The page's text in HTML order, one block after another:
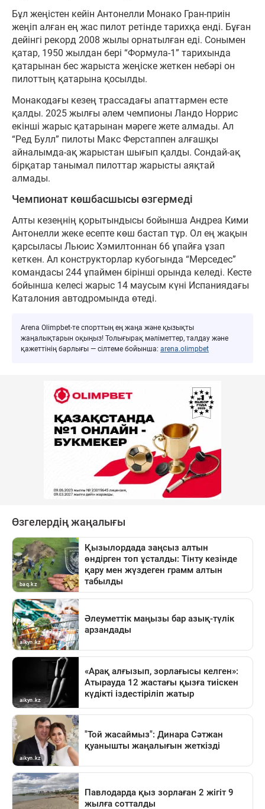
Бұл жеңістен кейін Антонелли Монако Гран-приін
жеңіп алған ең жас пилот ретінде тарихқа енді. Бұған
дейінгі рекорд 2008 жылы орнатылған еді. Сонымен
қатар, 1950 жылдан бері “Формула-1” тарихында
қатарынан бес жарыста жеңіске жеткен небәрі он
пилоттың қатарына қосылды.
Монакодағы кезең трассадағы апаттармен есте
қалды. 2025 жылғы әлем чемпионы Ландо Норрис
екінші жарыс қатарынан мәреге жете алмады. Ал
“Ред Булл” пилоты Макс Ферстаппен алғашқы
айналымда-ақ жарыстан шығып қалды. Сондай-ақ
бірқатар танымал пилоттар жарысты аяқтай
алмады.
Чемпионат көшбасшысы өзгермеді
Алты кезеңнің қорытындысы бойынша Андреа Кими
Антонелли жеке есепте көш бастап тұр. Ол ең жақын
қарсыласы Льюис Хэмилтоннан 66 ұпайға ұзап
кеткен. Ал конструкторлар кубогында “Мерседес”
командасы 244 ұпаймен бірінші орында келеді. Кесте
бойынша келесі жарыс 14 маусым күні Испаниядағы
Каталония автодромында өтеді.
Arena Olimpbet-те спорттың ең жаңа және қызықты
жаңалықтарын оқыңыз! Толығырақ мәліметтер, талдау және
қажеттінің барлығы — сілтеме бойынша: arena.olimpbet